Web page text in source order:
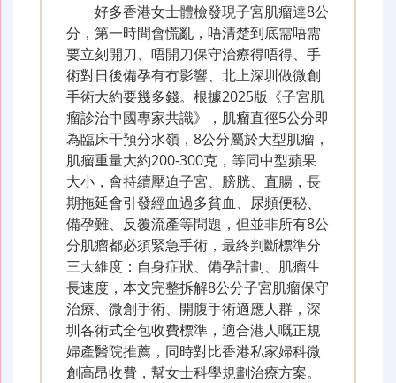
好多香港女士體檢發現子宮肌瘤達8公
分，第一時間會慌亂，唔清楚到底需唔需
要立刻開刀、唔開刀保守治療得唔得、手
術對日後備孕有冇影響、北上深圳做微創
手術大約要幾多錢。根據2025版《子宮肌
瘤診治中國專家共識》，肌瘤直徑5公分即
為臨床干預分水嶺，8公分屬於大型肌瘤，
肌瘤重量大約200-300克，等同中型蘋果
大小，會持續壓迫子宮、膀胱、直腸，長
期拖延會引發經血過多貧血、尿頻便秘、
備孕難、反覆流產等問題，但並非所有8公
分肌瘤都必須緊急手術，最終判斷標準分
三大維度：自身症狀、備孕計劃、肌瘤生
長速度，本文完整拆解8公分子宮肌瘤保守
治療、微創手術、開腹手術適應人群，深
圳各術式全包收費標準，適合港人嘅正規
婦產醫院推薦，同時對比香港私家婦科微
創高昂收費，幫女士科學規劃治療方案。